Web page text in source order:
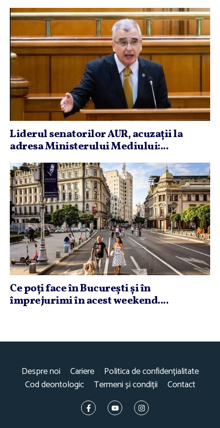
Liderul senatorilor AUR, acuzaţii la
adresa Ministerului Mediului:...
Ce poţi face în Bucureşti şi în
împrejurimi în acest weekend....
Despre noi Cariere
Politica de confidențialitate
Cod deontologic
Termeni și condiții Contact